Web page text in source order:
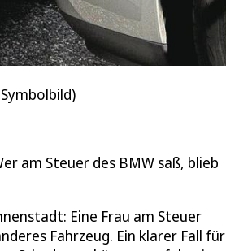
am Steuer des BMW saß, blieb
Eine Frau am Steuer
Fahrzeug. Ein klarer Fall für